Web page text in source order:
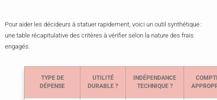
Pour aider les décideurs à statuer rapidement, voici un outil synthétique :
une table récapitulative des critères à vérifier selon la nature des frais
engagés.
TYPE DE
DÉPENSE
UTILITÉ
DURABLE ?
INDÉPENDANCE
TECHNIQUE ?